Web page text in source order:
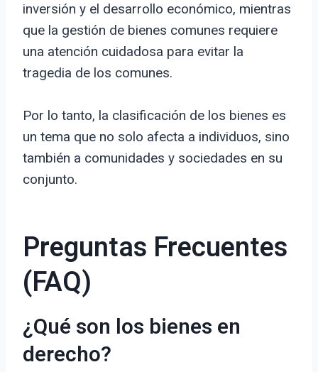
inversión y el desarrollo económico, mientras
que la gestión de bienes comunes requiere
una atención cuidadosa para evitar la
tragedia de los comunes.
Por lo tanto, la clasificación de los bienes es
un tema que no solo afecta a individuos, sino
también a comunidades y sociedades en su
conjunto.
Preguntas Frecuentes
(FAQ)
¿Qué son los bienes en
derecho?